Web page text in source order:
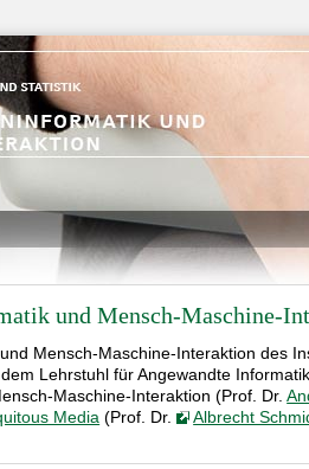
und Mensch-Maschine-
Mensch-Maschine-Interaktion des
Lehrstuhl für Angewandte
Maschine-Interaktion (Prof. Dr.
Media (Prof. Dr. Albrecht